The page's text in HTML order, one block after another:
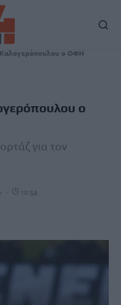
Καλογερόπουλου ο ΟΦΗ
ο
για τον
10:54